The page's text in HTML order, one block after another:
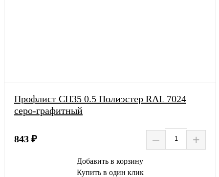
Профлист СН35 0.5 Полиэстер RAL 7024
серо-графитный
843 ₽ – +
Добавить в корзину
Купить в один клик